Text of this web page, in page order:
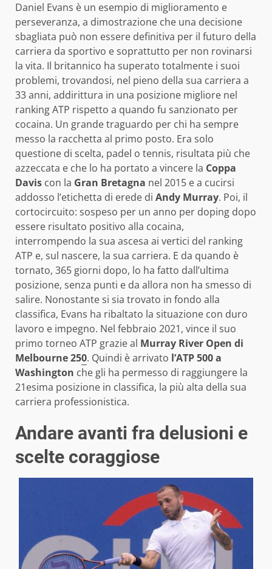
Daniel Evans è un esempio di miglioramento e
perseveranza, a dimostrazione che una decisione
sbagliata può non essere definitiva per il futuro della
carriera da sportivo e soprattutto per non rovinarsi
la vita. Il britannico ha superato totalmente i suoi
problemi, trovandosi, nel pieno della sua carriera a
33 anni, addirittura in una posizione migliore nel
ranking ATP rispetto a quando fu sanzionato per
cocaina. Un grande traguardo per chi ha sempre
messo la racchetta al primo posto. Era solo
questione di scelta, padel o tennis, risultata più che
azzeccata e che lo ha portato a vincere la Coppa
Davis con la Gran Bretagna nel 2015 e a cucirsi
addosso l’etichetta di erede di Andy Murray. Poi, il
cortocircuito: sospeso per un anno per doping dopo
essere risultato positivo alla cocaina,
interrompendo la sua ascesa ai vertici del ranking
ATP e, sul nascere, la sua carriera. E da quando è
tornato, 365 giorni dopo, lo ha fatto dall’ultima
posizione, senza punti e da allora non ha smesso di
salire. Nonostante si sia trovato in fondo alla
classifica, Evans ha ribaltato la situazione con duro
lavoro e impegno. Nel febbraio 2021, vince il suo
primo torneo ATP grazie al Murray River Open di
Melbourne250. Quindi è arrivato l’ATP 500 a
Washington che gli ha permesso di raggiungere la
21esima posizione in classifica, la più alta della sua
carriera professionistica.
Andare avanti fra delusioni e
scelte coraggiose